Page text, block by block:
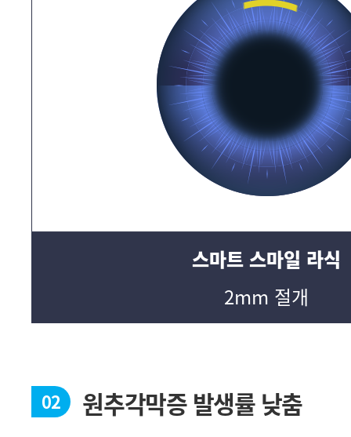
스마트 스마일 라식
2mm 절개
02 원추각막증 발생률 낮춤